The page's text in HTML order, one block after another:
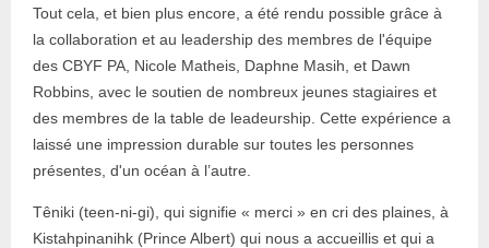
Tout cela, et bien plus encore, a été rendu possible grâce à
la collaboration et au leadership des membres de l'équipe
des CBYF PA, Nicole Matheis, Daphne Masih, et Dawn
Robbins, avec le soutien de nombreux jeunes stagiaires et
des membres de la table de leadeurship. Cette expérience a
laissé une impression durable sur toutes les personnes
présentes, d'un océan à l’autre.
Têniki (teen-ni-gi), qui signifie « merci » en cri des plaines, à
Kistahpinanihk (Prince Albert) qui nous a accueillis et qui a